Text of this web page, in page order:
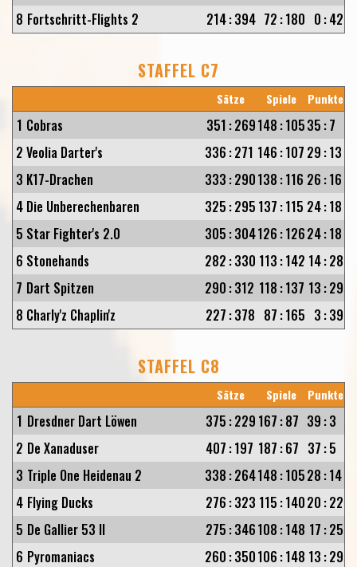
8 Fortschritt-Flights 2 214:394 72 :180 0 :42
STAFFEL C7
Sätze Spiele Punkte
1 Cobras 351 :269148 :10535 :7
2 Veolia Darter's 336 :271 146 :107 29 :13
3 K17-Drachen 333 :290138 :116 26 :16
4 Die Unberechenbaren 325 :295 137 :115 24:18
5 Star Fighter's 2.0 305 :304126 :12624:18
6 Stonehands 282 :330 113 :142 14:28
7 Dart Spitzen 290 :312 118 :137 13 :29
8 Charly'z Chaplin'z 227 :378 87 :165 3 :39
STAFFEL C8
Sätze Spiele Punkte
1 Dresdner Dart Löwen 375 :229 167 :87 39 :3
2 De Xanaduser 407 :197 187 :67 37 :5
3 Triple One Heidenau 2 338 :264148 :10528 :14
4 Flying Ducks 276 :323 115 :14020 :22
5 De Gallier 53 II 275 :346108 :148 17 :25
6 Pyromaniacs 260 :350106 :148 13 :29